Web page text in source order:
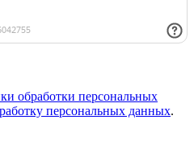
обработки персональных
персональных данных.